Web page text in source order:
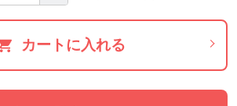
弁護士
カートに入れる